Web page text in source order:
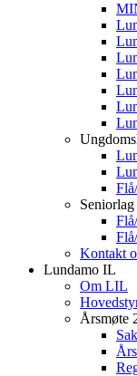
Seniorlag
Kontakt
Lundamo IL
Om LIL
Årsmøte